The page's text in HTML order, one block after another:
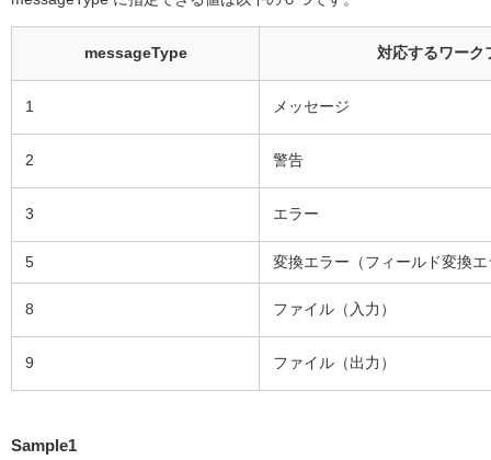
messageType 対応するワーク
1 メッセージ
2 警告
3 エラー
5 変換エラー（フィールド変換エ
8 ファイル（入力）
9 ファイル（出力）
Sample1